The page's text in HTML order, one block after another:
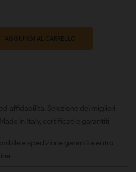
AGGIUNGI AL CARRELLO